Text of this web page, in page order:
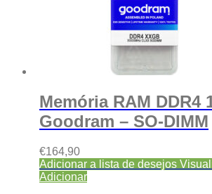
Memória RAM DDR4
Goodram – SO-DIMM
€164,90
Adicionar a lista de desejos
Adicionar